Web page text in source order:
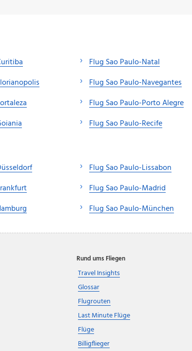
Flug Sao Paulo-Natal
Flug Sao Paulo-Navegantes
Flug Sao Paulo-Porto Alegre
Flug Sao Paulo-Recife
Flug Sao Paulo-Lissabon
Flug Sao Paulo-Madrid
Flug Sao Paulo-München